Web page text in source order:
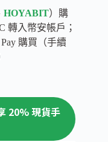
HOYABIT）購
轉入幣安帳戶；
購買（手續
20% 現貨手